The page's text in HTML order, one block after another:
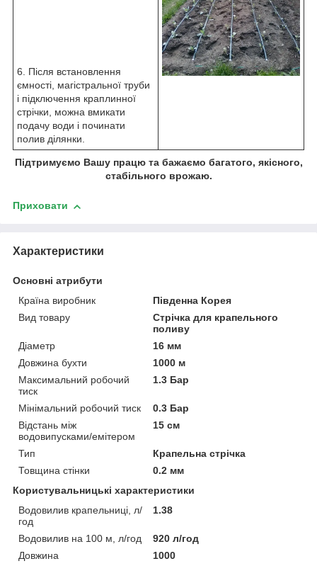
6. Після встановлення
ємності, магістральної труби
і підключення краплинної
стрічки, можна вмикати
подачу води і починати
полив ділянки.
Підтримуємо Вашу працю та бажаємо багатого, якісного,
стабільного врожаю.
Приховати
Характеристики
Основні атрибути
Країна виробник
Південна Корея
Вид товару
Стрічка для крапельного
поливу
Діаметр
16 мм
Довжина бухти
1000 м
Максимальний робочий
тиск
1.3 Бар
Мінімальний робочий тиск
0.3 Бар
Відстань між
водовипусками/емітером
15 см
Тип
Крапельна стрічка
Товщина стінки
0.2 мм
Користувальницькі характеристики
Водовилив крапельниці, л/
год
1.38
Водовилив на 100 м, л/год
920 л/год
Довжина
1000